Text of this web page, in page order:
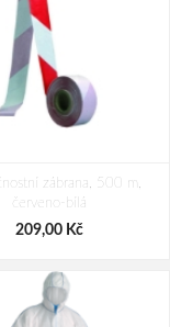
vesta navy
145,00 Kč
zábrana, 500 m,
červeno-bílá
209,00 Kč